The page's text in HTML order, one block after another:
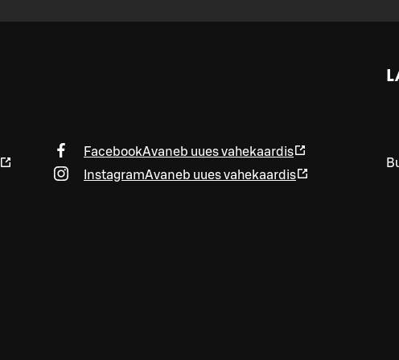
FacebookAvaneb uues vahekaardis
InstagramAvaneb uues vahekaardis